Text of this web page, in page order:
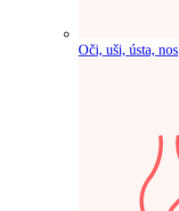
Oči, uši, ústa, nos